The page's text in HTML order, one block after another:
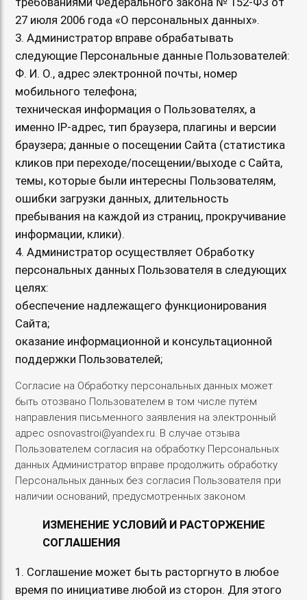
27 июля 2006 года «О персональных данных».
3. Администратор вправе обрабатывать
следующие Персональные данные Пользователей:
Ф. И. О., адрес электронной почты, номер
мобильного телефона;
техническая информация о Пользователях, а
именно IP-адрес, тип браузера, плагины и версии
браузера; данные о посещении Сайта (статистика
кликов при переходе/посещении/выходе с Сайта,
темы, которые были интересны Пользователям,
ошибки загрузки данных, длительность
пребывания на каждой из страниц, прокручивание
информации, клики).
4. Администратор осуществляет Обработку
персональных данных Пользователя в следующих
целях:
обеспечение надлежащего функционирования
Сайта;
оказание информационной и консультационной
поддержки Пользователей;
Согласие на Обработку персональных данных может
быть отозвано Пользователем в том числе путём
направления письменного заявления на электронный
адрес osnovastroi@yandex.ru. В случае отзыва
Пользователем согласия на обработку Персональных
данных Администратор вправе продолжить обработку
Персональных данных без согласия Пользователя при
наличии оснований, предусмотренных законом.
ИЗМЕНЕНИЕ УСЛОВИЙ И РАСТОРЖЕНИЕ
СОГЛАШЕНИЯ
1. Соглашение может быть расторгнуто в любое
время по инициативе любой из сторон. Для этого